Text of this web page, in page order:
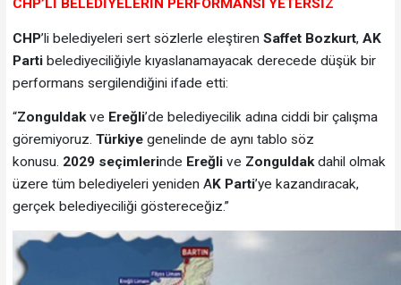
CHP’Lİ BELEDİYELERİN PERFORMANSI YETERSİZ
CHP’li belediyeleri sert sözlerle eleştirenSaffet Bozkurt,AK
Partibelediyeciliğiyle kıyaslanamayacak derecede düşük bir
performans sergilendiğini ifade etti:
“Zonguldakve Ereğli’de belediyecilik adına ciddi bir çalışma
göremiyoruz. Türkiyegenelinde de aynı tablo söz
konusu. 2029 seçimlerinde Ereğlive Zonguldakdahil olmak
üzere tüm belediyeleri yeniden AK Parti’ye kazandıracak,
gerçek belediyeciliği göstereceğiz.”